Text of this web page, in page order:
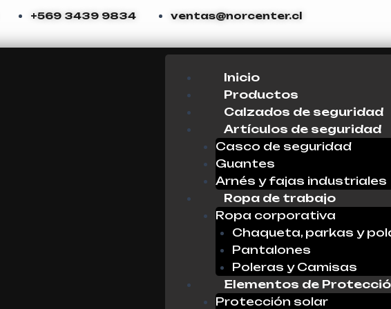
+569 3439 9834 ventas@norcenter.cl
Inicio
Productos
Calzados de seguridad
Artículos de seguridad
Casco de seguridad
Guantes
Arnés y fajas industriales
Ropa de trabajo
Ropa corporativa
Chaqueta, parkas y
Pantalones
Poleras y Camisas
Elementos de
Protección solar